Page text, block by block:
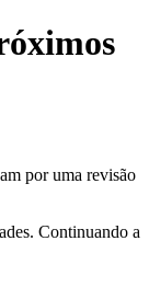
por uma revisão
Continuando a